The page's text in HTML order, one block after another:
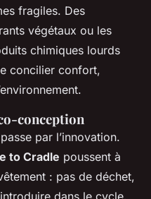
fragiles. Des
végétaux ou les
chimiques lourds
concilier confort,
conception
par l’innovation.
to Cradle poussent à
: pas de déchet,